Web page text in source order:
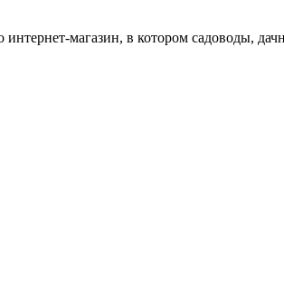
магазин, в котором садоводы,